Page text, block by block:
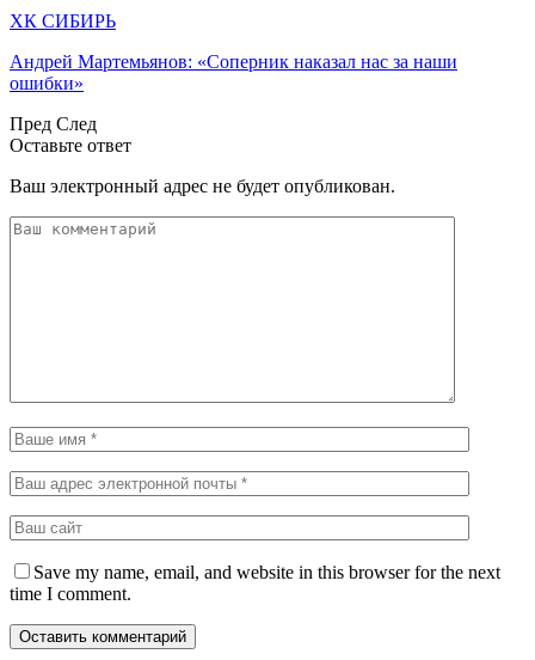
ХК СИБИРЬ
Андрей Мартемьянов: «Соперник наказал нас за наши
ошибки»
Пред След
Оставьте ответ
Ваш электронный адрес не будет опубликован.
Save my name, email, and website in this browser for the next
time I comment.